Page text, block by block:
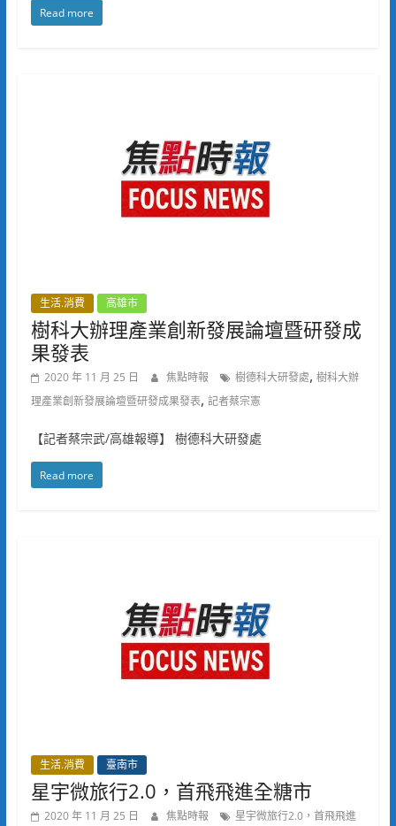
Read more
生活.消費 高雄市
樹科大辦理產業創新發展論壇暨研發成
果發表
2020 年 11 月 25 日 焦點時報 樹德科大研發處, 樹科大辦
理產業創新發展論壇暨研發成果發表, 記者蔡宗憲
【記者蔡宗武/高雄報導】 樹德科大研發處
Read more
生活.消費 臺南市
星宇微旅行2.0，首飛飛進全糖市
2020 年 11 月 25 日 焦點時報
星宇微旅行2.0，首飛飛進